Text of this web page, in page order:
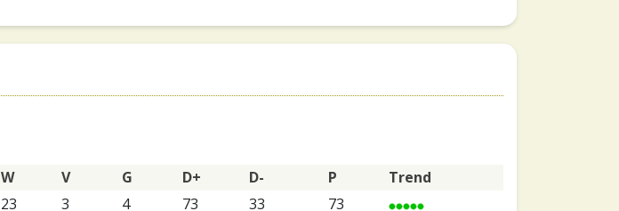
W V G D+ D- P
Trend
23 3 4 73 33
73